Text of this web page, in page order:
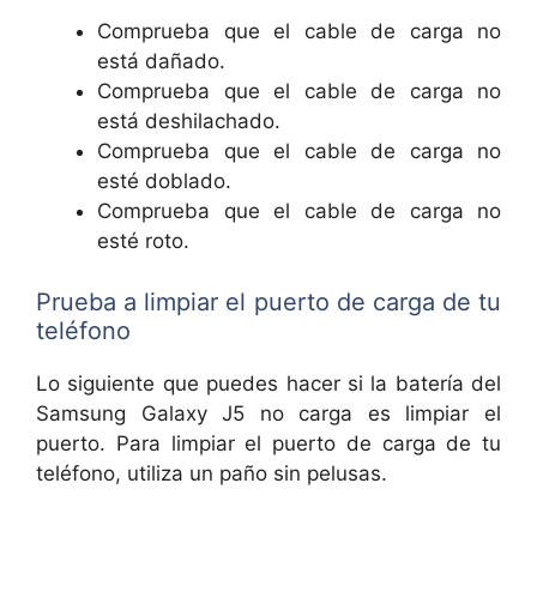
Comprueba que el cable de carga no
está dañado.
Comprueba que el cable de carga no
está deshilachado.
Comprueba que el cable de carga no
esté doblado.
Comprueba que el cable de carga no
esté roto.
Prueba a limpiar el puerto de carga de tu
teléfono
Lo siguiente que puedes hacer si la batería del
Samsung Galaxy J5 no carga es limpiar el
puerto. Para limpiar el puerto de carga de tu
teléfono, utiliza un paño sin pelusas.